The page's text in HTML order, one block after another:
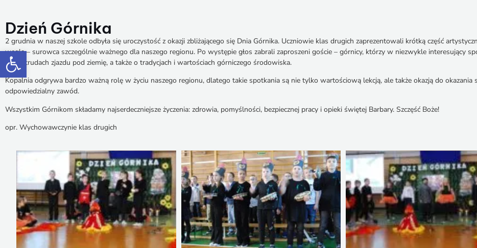
Otwórz pasek narzędzi
Dzień Górnika
2 grudnia w naszej szkole odbyła się uroczystość z okazji zbliżającego się Dnia Górnika. Uczniowie klas drugich zaprezentowali krótką część
węgla – surowca szczególnie ważnego dla naszego regionu. Po występie głos zabrali zaproszeni goście – górnicy, którzy w niezwykle interesujący
pracy, trudach zjazdu pod ziemię, a także o tradycjach i wartościach górniczego środowiska.
Kopalnia odgrywa bardzo ważną rolę w życiu naszego regionu, dlatego takie spotkania są nie tylko wartościową lekcją, ale także okazją do
odpowiedzialny zawód.
Wszystkim Górnikom składamy najserdeczniejsze życzenia: zdrowia, pomyślności, bezpiecznej pracy i opieki świętej Barbary. Szczęść Boże!
opr. Wychowawczynie klas drugich